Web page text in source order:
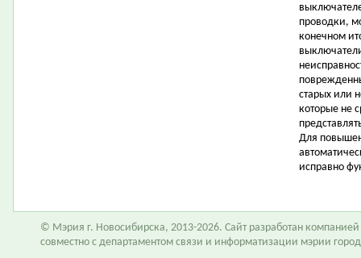
проводки,
конечном
старых или
которые не
Для
исправно
© Мэрия г. Новосибирска, 2013-2026. Сайт разработан компанией
совместно с департаментом связи и информатизации мэрии